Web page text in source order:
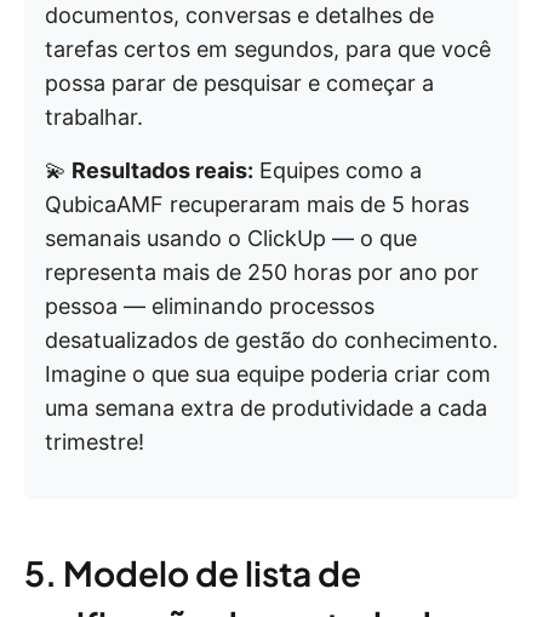
documentos, conversas e detalhes de
tarefas certos em segundos, para que você
possa parar de pesquisar e começar a
trabalhar.
💫 Resultados reais: Equipes como a
QubicaAMF recuperaram mais de 5 horas
semanais usando o ClickUp — o que
representa mais de 250 horas por ano por
pessoa — eliminando processos
desatualizados de gestão do conhecimento.
Imagine o que sua equipe poderia criar com
uma semana extra de produtividade a cada
trimestre!
5. Modelo de lista de